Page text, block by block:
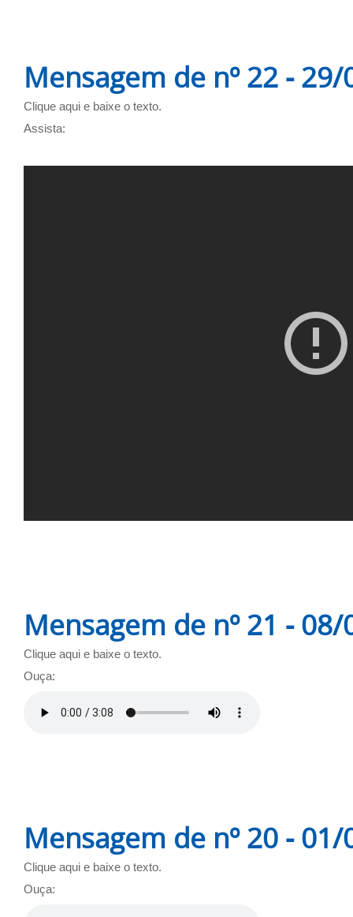
Mensagem de nº 22 -
Clique aqui e baixe o texto.
Assista:
Mensagem de nº 21 -
Clique aqui e baixe o texto.
Ouça:
Mensagem de nº 20 -
Clique aqui e baixe o texto.
Ouça: